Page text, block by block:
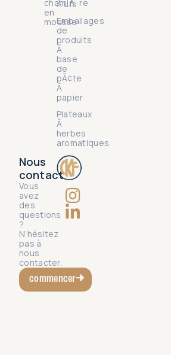
Å“ufs
Emballages
de
produits
Ã
base
de
pÃ¢te
Ã
papier
Plateaux
Ã
herbes
aromatiques
charniÃ¨re
en
mousse
Nous
contact
Vous
avez
des
questions
?
N’hésitez
pas à
nous
contacter.
commencer